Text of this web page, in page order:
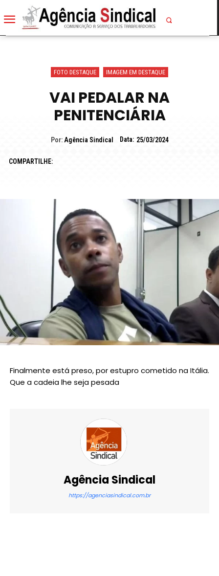
FOTO DESTAQUE IMAGEM EM DESTAQUE
VAI PEDALAR NA
PENITENCIÁRIA
Por: Agência Sindical Data: 25/03/2024
COMPARTILHE:
Finalmente está preso, por estupro cometido na Itália.
Que a cadeia lhe seja pesada
Agência Sindical
https://agenciasindical.com.br